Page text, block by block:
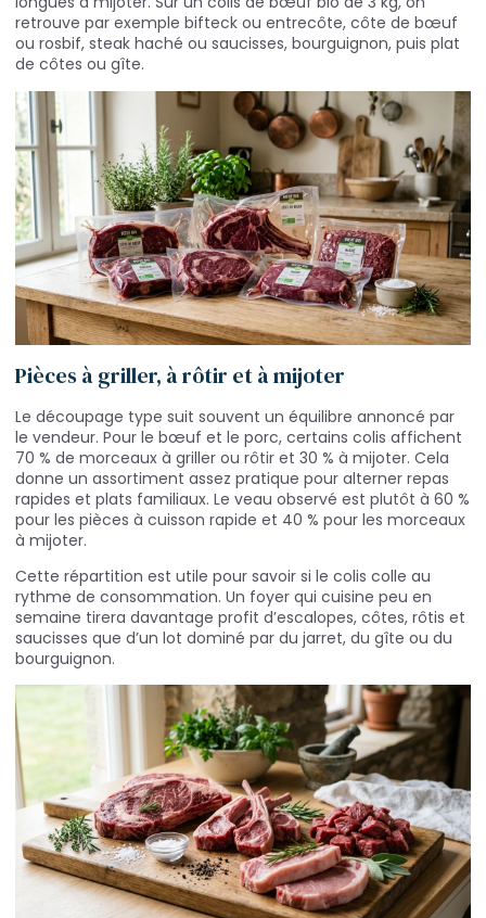
retrouve par exemple bifteck ou entrecôte, côte de bœuf
ou rosbif, steak haché ou saucisses, bourguignon, puis plat
de côtes ou gîte.
Pièces à griller, à rôtir et à mijoter
Le découpage type suit souvent un équilibre annoncé par
le vendeur. Pour le bœuf et le porc, certains colis affichent
70 % de morceaux à griller ou rôtir et 30 % à mijoter. Cela
donne un assortiment assez pratique pour alterner repas
rapides et plats familiaux. Le veau observé est plutôt à 60 %
pour les pièces à cuisson rapide et 40 % pour les morceaux
à mijoter.
Cette répartition est utile pour savoir si le colis colle au
rythme de consommation. Un foyer qui cuisine peu en
semaine tirera davantage profit d’escalopes, côtes, rôtis et
saucisses que d’un lot dominé par du jarret, du gîte ou du
bourguignon.